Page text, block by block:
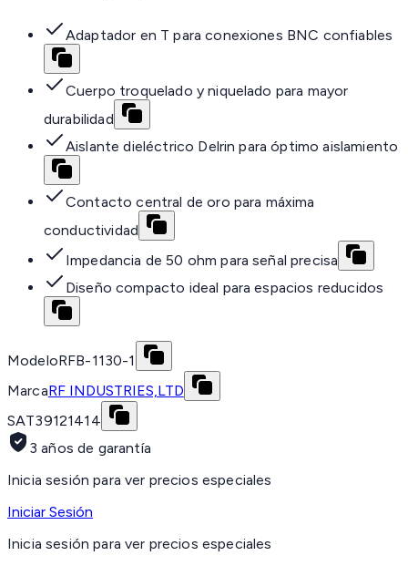
Adaptador en T para conexiones BNC confiables
Cuerpo troquelado y niquelado para mayor
durabilidad
Aislante dieléctrico Delrin para óptimo aislamiento
Contacto central de oro para máxima
conductividad
Impedancia de 50 ohm para señal precisa
Diseño compacto ideal para espacios reducidos
ModeloRFB-1130-1
MarcaRF INDUSTRIES,LTD
SAT39121414
3 años de garantía
Inicia sesión para ver precios especiales
Iniciar Sesión
Inicia sesión para ver precios especiales